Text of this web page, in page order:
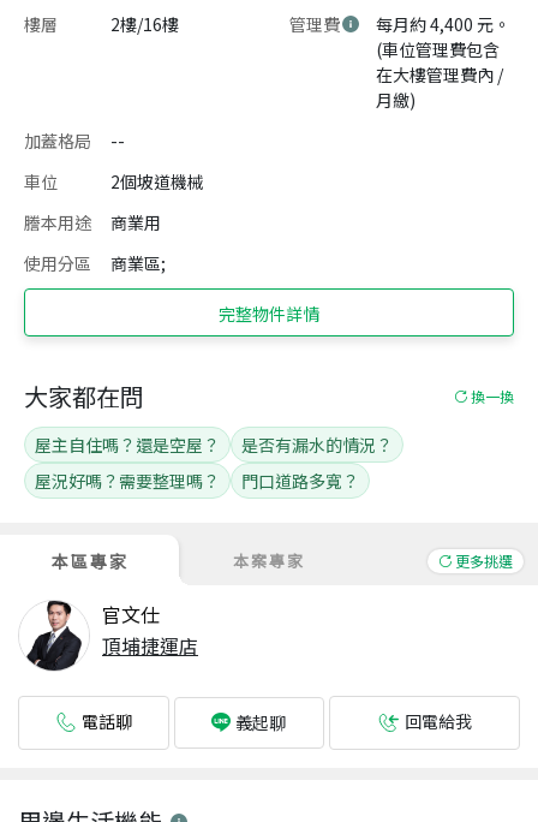
樓層
2樓/16樓 管理費
每月約 4,400 元。
(車位管理費包含
在大樓管理費內 /
月繳)
加蓋格局
--
車位
2個坡道機械
謄本用途
商業用
使用分區
商業區;
完整物件詳情
本區專家 本案專家 更多挑選
官文仕
頂埔捷運店
電話聊 義起聊 回電給我
大家都在問 換一換
屋主自住嗎？還是空屋？
是否有漏水的情況？
屋況好嗎？需要整理嗎？
門口道路多寬？